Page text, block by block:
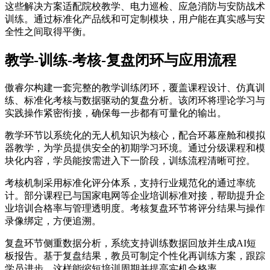
这些解决方案适配院校教学、电力巡检、应急消防与安防战术
训练。通过标准化产品线和可定制模块，用户能在真实感与安
全性之间取得平衡。
教学-训练-考核-复盘闭环与应用流程
傲睿尔构建一套完整的教学训练闭环，覆盖课程设计、仿真训
练、标准化考核与数据驱动的复盘分析。该闭环将理论学习与
实践操作紧密衔接，确保每一步都有可量化的输出。
教学环节以系统化的无人机知识为核心，配合环幕座舱和模拟
器教学，为学员提供安全的初期学习环境。通过分级课程和模
块化内容，学员能按需进入下一阶段，训练流程清晰可控。
考核机制采用标准化评分体系，支持行业规范化的通过率统
计。部分课程已与国家电网等企业培训标准对接，帮助提升企
业培训合格率与管理透明度。考核复盘环节将评分结果与操作
录像绑定，方便追溯。
复盘环节侧重数据分析，系统支持训练数据回放并生成AI短
板报告。基于复盘结果，教员可制定个性化再训练方案，跟踪